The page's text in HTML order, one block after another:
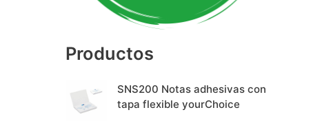
:Productos
SNS200 Notas adhesivas con
tapa flexible yourChoice